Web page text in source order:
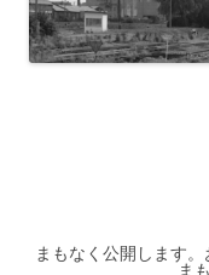
まもなく公開します
ま